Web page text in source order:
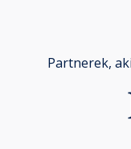
Partnerek,